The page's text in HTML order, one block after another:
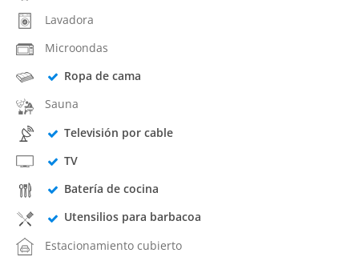
Lavadora
Microondas
Ropa de cama
Sauna
Televisión por cable
TV
Batería de cocina
Utensilios para barbacoa
Estacionamiento cubierto